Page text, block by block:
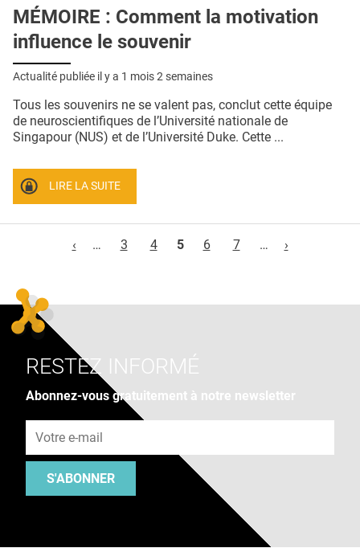
MÉMOIRE : Comment la motivation
influence le souvenir
Actualité publiée il y a 1 mois 2 semaines
Tous les souvenirs ne se valent pas, conclut cette équipe
de neuroscientifiques de l’Université nationale de
Singapour (NUS) et de l’Université Duke. Cette ...
LIRE LA SUITE
‹
… 3 4 5 6 7 … ›
RESTEZ INFORMÉ
Abonnez-vous gratuitement à notre newsletter
S'ABONNER